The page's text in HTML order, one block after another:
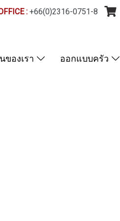
: +66(0)2316-0751-8
ของเรา ออกแบบครัว